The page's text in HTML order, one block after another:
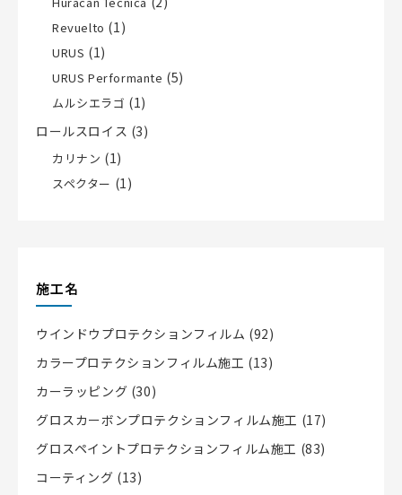
Revuelto (1)
URUS (1)
URUS Performante (5)
ムルシエラゴ (1)
ロールスロイス (3)
カリナン (1)
スペクター (1)
施工名
ウインドウプロテクションフィルム (92)
カラープロテクションフィルム施工 (13)
カーラッピング (30)
グロスカーボンプロテクションフィルム施工 (17)
グロスペイントプロテクションフィルム施工 (83)
コーティング (13)